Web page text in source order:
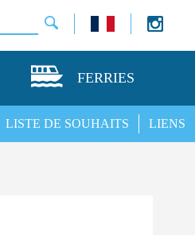
FERRIES
LIENS
LISTE DE SOUHAITS